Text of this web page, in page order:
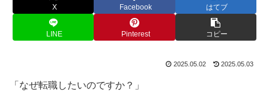
X Facebook はてブ
LINE Pinterest コピー
2025.05.02 2025.05.03
「なぜ転職したいのですか？」